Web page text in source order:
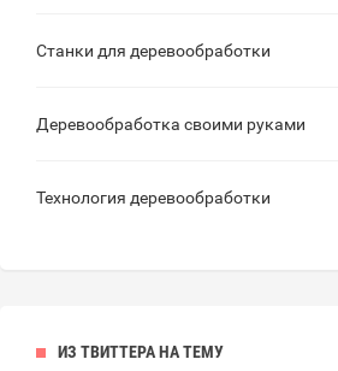
Станки для деревообработки
Деревообработка своими руками
Технология деревообработки
ИЗ ТВИТТЕРА НА ТЕМУ